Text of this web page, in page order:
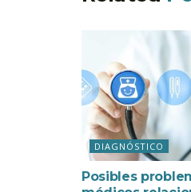
DIAGNÓSTICO
Posibles